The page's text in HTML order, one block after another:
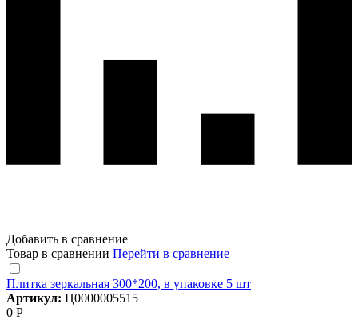
Добавить в сравнение
Товар в сравнении Перейти в сравнение
Плитка зеркальная 300*200, в упаковке 5 шт
Артикул: Ц0000005515
0 Р